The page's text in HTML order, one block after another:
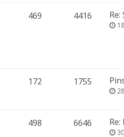
469 4416
172 1755
498 6646 Re: